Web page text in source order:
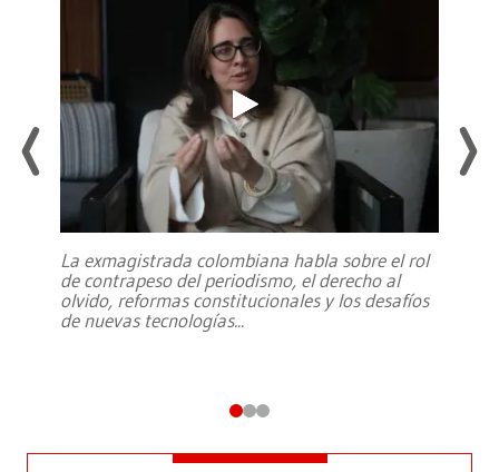
La exmagistrada colombiana habla sobre el rol
de contrapeso del periodismo, el derecho al
olvido, reformas constitucionales y los desafíos
de nuevas tecnologías...